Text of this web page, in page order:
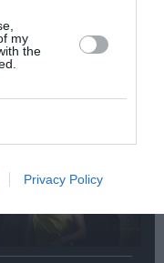
my
the
Privacy Policy